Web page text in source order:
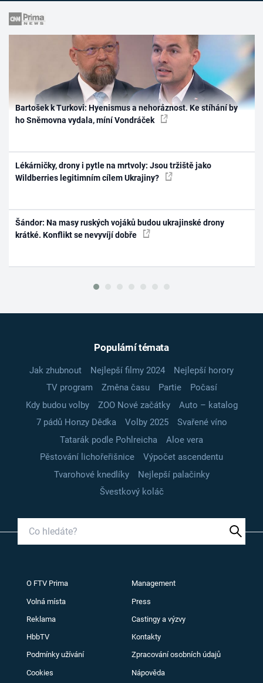
Bartošek k Turkovi: Hyenismus a nehoráznost. Ke stíhání by
ho Sněmovna vydala, míní Vondráček
Lékárničky, drony i pytle na mrtvoly: Jsou tržiště jako
Wildberries legitimním cílem Ukrajiny?
Šándor: Na masy ruských vojáků budou ukrajinské drony
krátké. Konflikt se nevyvíjí dobře
Populární témata
Jak zhubnout Nejlepší filmy 2024
Nejlepší horory
TV program
Změna času Partie
Počasí
Kdy budou volby
ZOO Nové začátky
Auto – katalog
7 pádů Honzy Dědka
Volby 2025
Svařené víno
Tatarák podle Pohlreicha
Aloe vera
Pěstování lichořeřišnice
Výpočet ascendentu
Tvarohové knedlíky
Nejlepší palačinky
Švestkový koláč
O FTV Prima Management
Volná místa Press
Reklama Castingy a výzvy
HbbTV Kontakty
Podmínky užívání Zpracování osobních údajů
Cookies Nápověda